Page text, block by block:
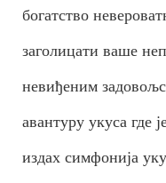
богатство
заголицати ваше
невиђеним
авантуру укуса где
издах симфонија